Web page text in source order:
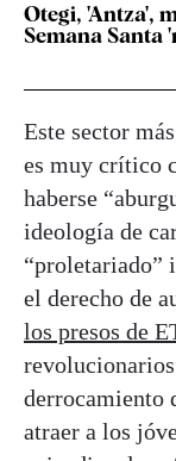
Otegi, 'Antza',
Semana Santa
Este sector
es muy crítico
haberse
ideología de
“proletariado”
el derecho de
los presos de
derrocamiento
atraer a los